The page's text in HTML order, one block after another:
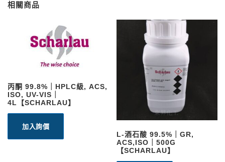
相關商品
丙酮 99.8%｜HPLC級, ACS,
ISO, UV-VIS｜
4L【SCHARLAU】
加入詢價
L-酒石酸 99.5%｜GR,
ACS,ISO｜500G
【SCHARLAU】